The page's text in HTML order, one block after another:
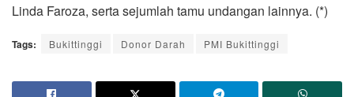
Linda Faroza, serta sejumlah tamu undangan lainnya. (*)
Tags: Bukittinggi Donor Darah PMI Bukittinggi